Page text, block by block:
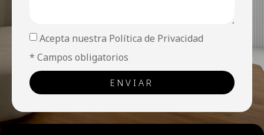
Acepta nuestra Política de Privacidad
* Campos obligatorios
ENVIAR